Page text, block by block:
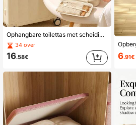
Ophangbare toilettas met scheiding van droge en natte compartimenten, organizer met meerdere vakken en grote capaciteit, draagbaar en handzaam voor zakenreizen, hotel en badkamer, voor cosmetica en toiletartikelen
34 over
16.58€ 6.91€